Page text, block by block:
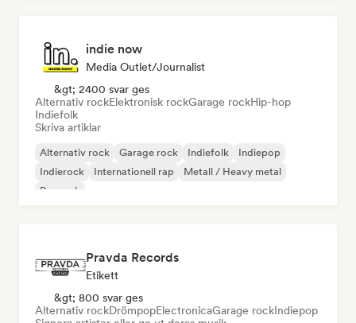
indie now
Media Outlet/Journalist
&gt; 2400 svar ges
Alternativ rockElektronisk rockGarage rockHip-hop
Indiefolk
Skriva artiklar
Alternativ rock Garage rock Indiefolk
Indiepop
Indierock
Internationell rap
Metall / Heavy metal
Poprock
Pravda Records
Etikett
&gt; 800 svar ges
Alternativ rockDrömpopElectronicaGarage rockIndiepop